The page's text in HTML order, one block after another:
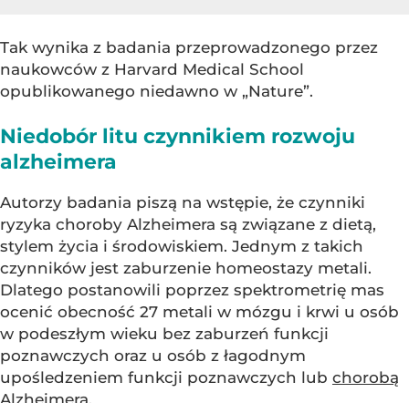
Tak wynika z badania przeprowadzonego przez
naukowców z Harvard Medical School
opublikowanego niedawno w „Nature”.
Niedobór litu czynnikiem rozwoju
alzheimera
Autorzy badania piszą na wstępie, że czynniki
ryzyka choroby Alzheimera są związane z dietą,
stylem życia i środowiskiem. Jednym z takich
czynników jest zaburzenie homeostazy metali.
Dlatego postanowili poprzez spektrometrię mas
ocenić obecność 27 metali w mózgu i krwi u osób
w podeszłym wieku bez zaburzeń funkcji
poznawczych oraz u osób z łagodnym
upośledzeniem funkcji poznawczych lub chorobą
Alzheimera.